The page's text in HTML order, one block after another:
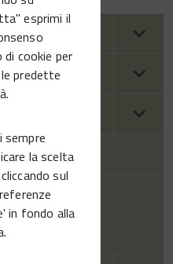
esprimi il
di cookie per
predette
sempre
la scelta
sul
in fondo alla